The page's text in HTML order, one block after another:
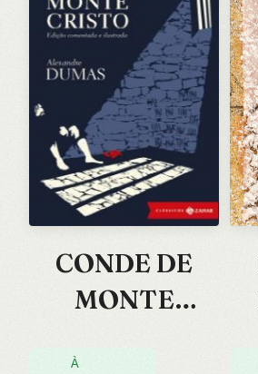
CONDE DE
MONTE
À